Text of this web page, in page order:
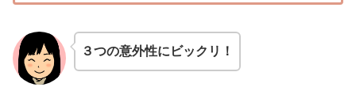
３つの意外性にビックリ！